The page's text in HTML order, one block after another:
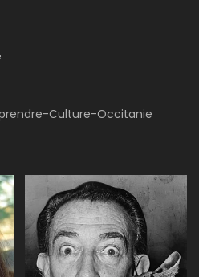
Culture-Occitanie